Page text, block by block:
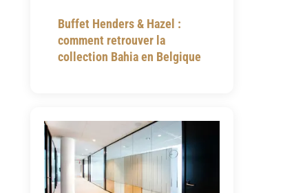
Buffet Henders & Hazel :
comment retrouver la
collection Bahia en Belgique